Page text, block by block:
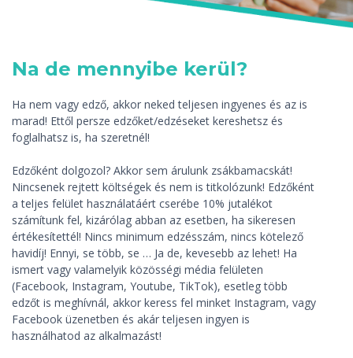
Na de mennyibe kerül?
Ha nem vagy edző, akkor neked teljesen ingyenes és az is
marad! Ettől persze edzőket/edzéseket kereshetsz és
foglalhatsz is, ha szeretnél!
Edzőként dolgozol? Akkor sem árulunk zsákbamacskát!
Nincsenek rejtett költségek és nem is titkolózunk! Edzőként
a teljes felület használatáért cserébe 10% jutalékot
számítunk fel, kizárólag abban az esetben, ha sikeresen
értékesítettél! Nincs minimum edzésszám, nincs kötelező
havidíj! Ennyi, se több, se … Ja de, kevesebb az lehet! Ha
ismert vagy valamelyik közösségi média felületen
(Facebook, Instagram, Youtube, TikTok), esetleg több
edzőt is meghívnál, akkor keress fel minket Instagram, vagy
Facebook üzenetben és akár teljesen ingyen is
használhatod az alkalmazást!